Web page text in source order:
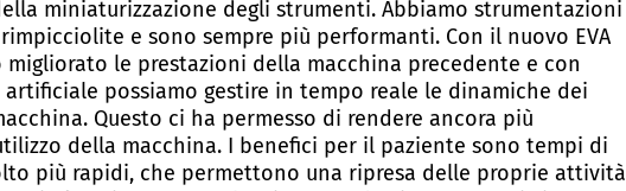
miniaturizzazione degli strumenti. Abbiamo strumentazioni
e sono sempre più performanti. Con il nuovo EVA
migliorato le prestazioni della macchina precedente e con
possiamo gestire in tempo reale le dinamiche dei
Questo ci ha permesso di rendere ancora più
della macchina. I benefici per il paziente sono tempi di
più rapidi, che permettono una ripresa delle proprie attività